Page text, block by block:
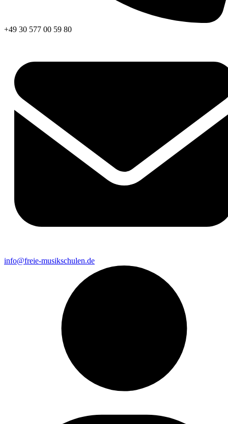
+49 30 577 00 59 80
info@freie-musikschulen.de